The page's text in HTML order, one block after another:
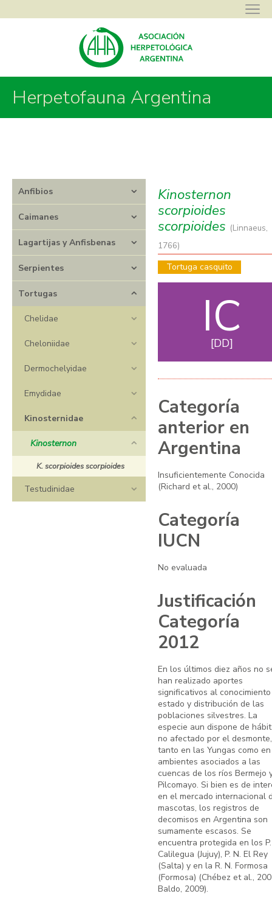
Tortugas>Kinosternidae >Kinosternon>Kinosternon scorpioides
Herpetofauna Argentina
Anfibios
Caimanes
Lagartijas y Anfisbenas
Serpientes
Tortugas
Chelidae
Cheloniidae
Dermochelyidae
Emydidae
Kinosternidae
Kinosternon
K. scorpioides scorpioides
Testudinidae
Kinosternon
scorpioides
scorpioides (Linnaeus,
1766)
Tortuga casquito
IC
DD
Categoría
anterior en
Argentina
Insuficientemente Conocida
(Richard et al., 2000)
Categoría
IUCN
No evaluada
Justificación
Categoría
2012
En los últimos diez años no
han realizado aportes
significativos al
estado y distribución de las
poblaciones silvestres. La
especie aun dispone de
no afectado por el desmonte,
tanto en las Yungas como
ambientes asociados a las
cuencas de los ríos Bermejo
Pilcomayo. Si bien es de
en el mercado internacional
mascotas, los registros de
decomisos en Argentina son
sumamente escasos. Se
encuentra protegida en los
Calilegua (Jujuy), P. N. El Rey
(Salta) y en la R. N. Formosa
(Formosa) (Chébez et al.,
Baldo, 2009).